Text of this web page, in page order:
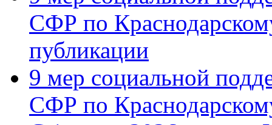
СФР по
публикации
9 мер социальной
СФР по